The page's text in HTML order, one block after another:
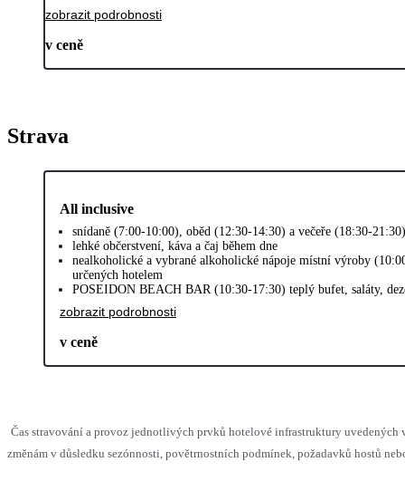
zobrazit podrobnosti
v ceně
Strava
All inclusive
snídaně (7:00-10:00), oběd (12:30-14:30) a večeře (18:30-
lehké občerstvení, káva a čaj během dne
nealkoholické a vybrané alkoholické nápoje místní výroby
určených hotelem
POSEIDON BEACH BAR (10:30-17:30) teplý bufet, saláty,
zobrazit podrobnosti
v ceně
Čas stravování a provoz jednotlivých prvků hotelové infrastruktury uvedených
změnám v důsledku sezónnosti, povětrnostních podmínek, požadavků hostů